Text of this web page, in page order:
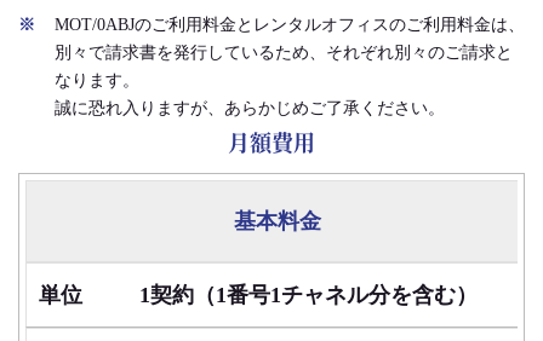
MOT/0ABJのご利用料金とレンタルオフィスのご利用料金は、
別々で請求書を発行しているため、それぞれ別々のご請求と
なります。
誠に恐れ入りますが、あらかじめご了承ください。
月額費用
基本料金
1契約（1番号1チャネル分を含む）